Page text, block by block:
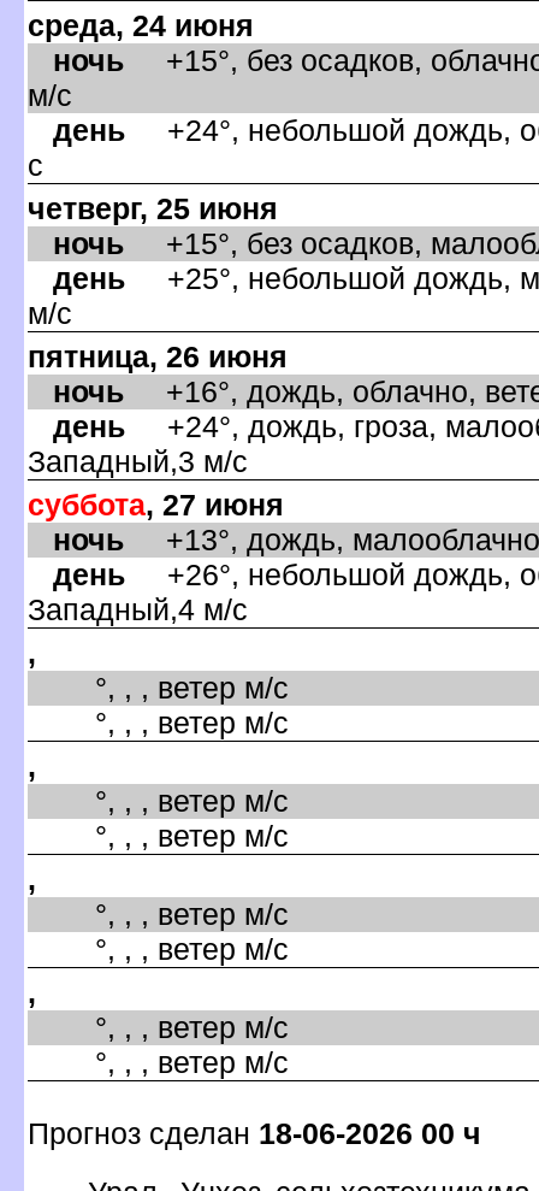
среда, 24 июня
ночь +15°, без осадков,
м/с
день +24°, небольшой дождь,
с
четверг, 25 июня
ночь +15°, без осадков,
день +25°, небольшой дождь,
м/с
пятница, 26 июня
ночь +16°, дождь, облачно,
день +24°, дождь, гроза,
Западный,3 м/с
суббота, 27 июня
ночь +13°, дождь,
день +26°, небольшой дождь,
Западный,4 м/с
,
°, , , ветер м/с
°, , , ветер м/с
,
°, , , ветер м/с
°, , , ветер м/с
,
°, , , ветер м/с
°, , , ветер м/с
,
°, , , ветер м/с
°, , , ветер м/с
Прогноз сделан 18-06-2026 00 ч